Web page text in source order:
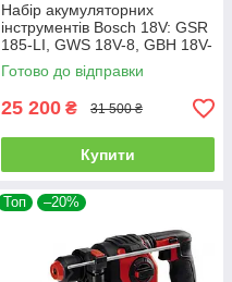
Набір акумуляторних
інструментів Bosch 18V: GSR
185-LI, GWS 18V-8, GBH 18V-
22, 3×4 А·год
Готово до відправки
25 200 ₴ 31 500 ₴
Купити
Топ –20%